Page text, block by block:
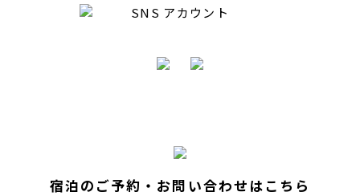
SNS アカウント
宿泊のご予約・お問い合わせはこちら